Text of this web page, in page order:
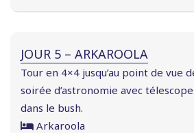
JOUR 5 – ARKAROOLA
Tour en 4×4 jusqu’au point de vue
soirée d’astronomie avec
dans le bush.
Arkaroola